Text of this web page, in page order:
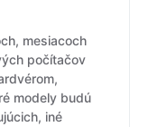
mesiacoch
počítačov
modely budú
iné